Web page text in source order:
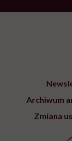
Archiwum
Zmiana